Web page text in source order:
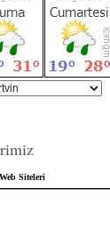
Web Siteleri